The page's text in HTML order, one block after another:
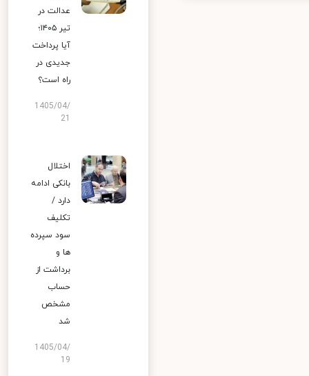
عدالت در
تیر ۱۴۰۵؛
آیا پرداخت
جدیدی در
راه است؟
1405/04/
اختلال
بانکی ادامه
دارد /
تکلیف
سود سپرده
ها و
برداشت از
حساب
مشخص
شد
1405/04/
19